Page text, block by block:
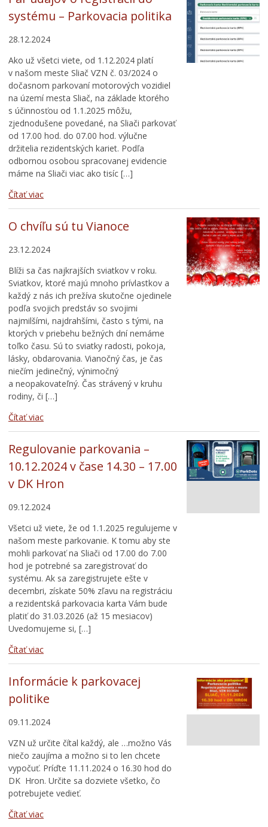
systému – Parkovacia politika
28.12.2024
Ako už všetci viete, od 1.12.2024 platí
v našom meste Sliač VZN č. 03/2024 o
dočasnom parkovaní motorových vozidiel
na území mesta Sliač, na základe ktorého
s účinnosťou od 1.1.2025 môžu,
zjednodušene povedané, na Sliači parkovať
od 17.00 hod. do 07.00 hod. výlučne
držitelia rezidentských kariet. Podľa
odbornou osobou spracovanej evidencie
máme na Sliači viac ako tisíc […]
Čítať viac
O chvíľu sú tu Vianoce
23.12.2024
Blíži sa čas najkrajších sviatkov v roku.
Sviatkov, ktoré majú mnoho prívlastkov a
každý z nás ich prežíva skutočne ojedinele
podľa svojich predstáv so svojimi
najmilšími, najdrahšími, často s tými, na
ktorých v priebehu bežných dní nemáme
toľko času. Sú to sviatky radosti, pokoja,
lásky, obdarovania. Vianočný čas, je čas
niečím jedinečný, výnimočný
a neopakovateľný. Čas strávený v kruhu
rodiny, či […]
Čítať viac
Regulovanie parkovania –
10.12.2024 v čase 14.30 – 17.00
v DK Hron
09.12.2024
Všetci už viete, že od 1.1.2025 regulujeme v
našom meste parkovanie. K tomu aby ste
mohli parkovať na Sliači od 17.00 do 7.00
hod je potrebné sa zaregistrovať do
systému. Ak sa zaregistrujete ešte v
decembri, získate 50% zľavu na registráciu
a rezidentská parkovacia karta Vám bude
platiť do 31.03.2026 (až 15 mesiacov)
Uvedomujeme si, […]
Čítať viac
Informácie k parkovacej
politike
09.11.2024
VZN už určite čítal každý, ale …možno Vás
niečo zaujíma a možno si to len chcete
vypočuť. Príďte 11.11.2024 o 16.30 hod do
DK Hron. Určite sa dozviete všetko, čo
potrebujete vedieť.
Čítať viac